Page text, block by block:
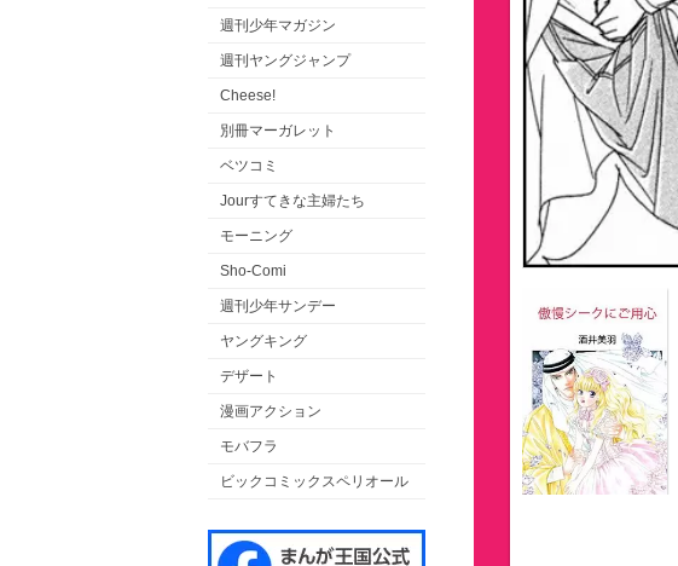
週刊少年マガジン
週刊ヤングジャンプ
Cheese!
別冊マーガレット
ベツコミ
Jourすてきな主婦たち
モーニング
Sho-Comi
週刊少年サンデー
ヤングキング
デザート
漫画アクション
モバフラ
ビックコミックスペリオール